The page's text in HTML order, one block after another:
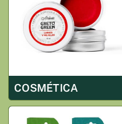
COSMÉTICA